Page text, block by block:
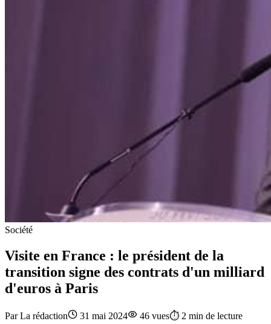
Société
Visite en France : le président de la
transition signe des contrats d'un milliard
d'euros à Paris
ParLa rédaction 31 mai 2024 46 vues⏱️ 2 min de lecture